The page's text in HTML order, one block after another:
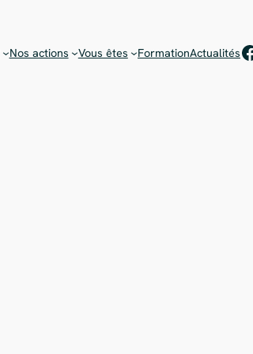
Nos actions Vous êtes FormationActualités